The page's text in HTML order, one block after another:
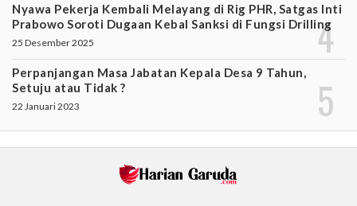
Nyawa Pekerja Kembali Melayang di Rig PHR, Satgas Inti
Prabowo Soroti Dugaan Kebal Sanksi di Fungsi Drilling
25 Desember 2025
Perpanjangan Masa Jabatan Kepala Desa 9 Tahun,
Setuju atau Tidak ?
22 Januari 2023